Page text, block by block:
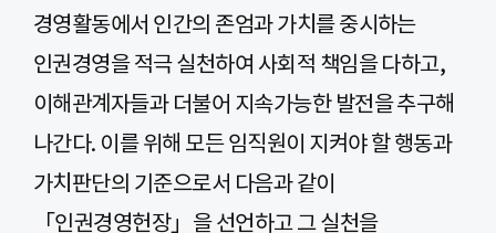
경영활동에서 인간의 존엄과 가치를 중시하는
인권경영을 적극 실천하여 사회적 책임을 다하고,
이해관계자들과 더불어 지속가능한 발전을 추구해
나간다. 이를 위해 모든 임직원이 지켜야 할 행동과
가치판단의 기준으로서 다음과 같이
「인권경영헌장」을 선언하고 그 실천을